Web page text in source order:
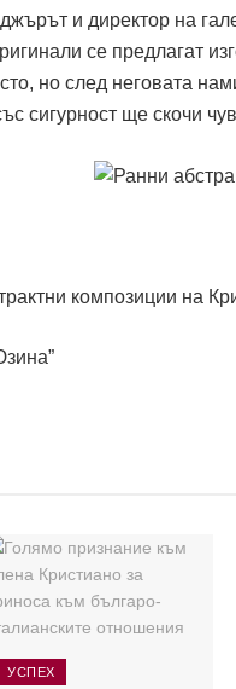
и директор на
се предлагат
но след неговата
сигурност ще скочи
композиции на
УСПЕХ